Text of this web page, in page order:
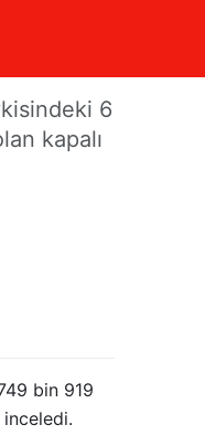
6
kapalı
bin 919
inceledi.